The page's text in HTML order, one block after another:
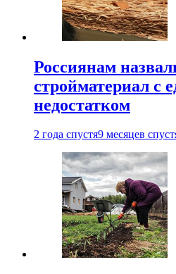
Россиянам
стройматериал с
недостатком
2 года спустя9 месяцев